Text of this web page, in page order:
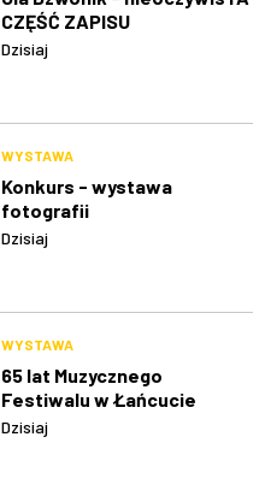
CZĘŚĆ ZAPISU
Dzisiaj
WYSTAWA
Konkurs - wystawa
fotografii
Dzisiaj
WYSTAWA
65 lat Muzycznego
Festiwalu w Łańcucie
Dzisiaj